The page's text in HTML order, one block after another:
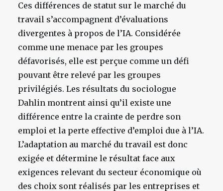
Ces différences de statut sur le marché du
travail s’accompagnent d’évaluations
divergentes à propos de l’IA. Considérée
comme une menace par les groupes
défavorisés, elle est perçue comme un défi
pouvant être relevé par les groupes
privilégiés. Les résultats du sociologue
Dahlin montrent ainsi qu’il existe une
différence entre la crainte de perdre son
emploi et la perte effective d’emploi due à l’IA.
L’adaptation au marché du travail est donc
exigée et détermine le résultat face aux
exigences relevant du secteur économique où
des choix sont réalisés par les entreprises et